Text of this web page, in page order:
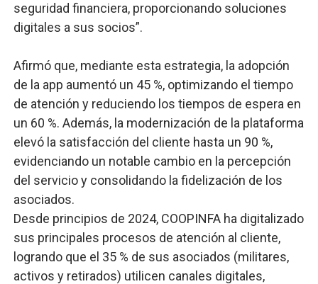
seguridad financiera, proporcionando soluciones
digitales a sus socios”.
Afirmó que, mediante esta estrategia, la adopción
de la app aumentó un 45 %, optimizando el tiempo
de atención y reduciendo los tiempos de espera en
un 60 %. Además, la modernización de la plataforma
elevó la satisfacción del cliente hasta un 90 %,
evidenciando un notable cambio en la percepción
del servicio y consolidando la fidelización de los
asociados.
Desde principios de 2024, COOPINFA ha digitalizado
sus principales procesos de atención al cliente,
logrando que el 35 % de sus asociados (militares,
activos y retirados) utilicen canales digitales,